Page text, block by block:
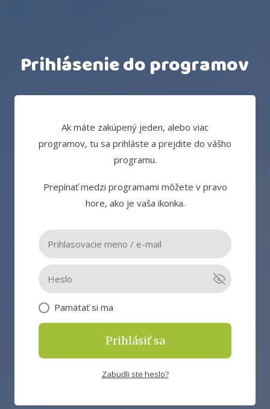
Prihlásenie do programov
Ak máte zakúpený jeden, alebo viac
programov, tu sa prihláste a prejdite do vášho
programu.
Prepínať medzi programami môžete v pravo
hore, ako je vaša ikonka.
Pamätať si ma
Prihlásiť sa
Zabudli ste heslo?